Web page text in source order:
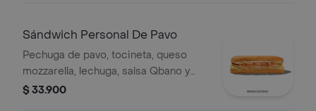
Sándwich Personal De Pavo
Pechuga de pavo, tocineta, queso
mozzarella, lechuga, salsa Qbano y
miel mostaza.
$ 33.900